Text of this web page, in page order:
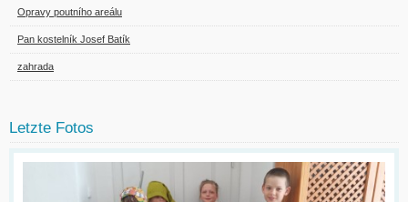
Opravy poutního areálu
Pan kostelník Josef Batík
zahrada
Letzte Fotos